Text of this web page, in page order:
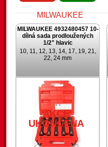
AKCE
UKONČENA
MILWAUKEE 4932480457 10-
dílná sada prodloužených
1/2" hlavic
10, 11, 12, 13, 14, 17, 19, 21,
22, 24 mm
AKCE
UKONČENA